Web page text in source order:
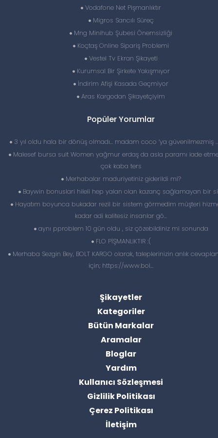
Vodafone Net Pişmanlıktır
Migros Sancılı Süreç
Mng Minihub Şubesi Önemsizliği
Koçtaş Online Sipariş Problemi
Vestel Tv Ekran Şikayeti
Kurumsal Bir Şirkete Yakışmıyor
İndirim Afişi Kasada Geçmiyor
Aras Kargodan Şikayetçiyim
Popüler Yorumlar
3 yıl oldu hala bir dönüş olmadı… madam coco ‘ya güvenilmezmiş
Malesef bursa suit Women yağmur erdaş da asla paramı iade
çok kaba ters
Merhabalar maduriyetiniz giderildi mi?
Baywin bonuslari hileli hep yalan olan kazanç sağlamayan bir
Hayatım boyunca bukadar rezil bir sistem görmedim müşteri
kadar adi kalitesiz insanlar gö...
aynı pproblem 10 gün oldu , siz çözebildiniz mi sonunda
FLO PİŞMANLIKTIR :(
Merhaba Sezgin Bey, BOLT KARGO olarak, taleplerinizin anlık
için; https://www.bol...
Şikayetler
Kategoriler
Bütün Markalar
Aramalar
Bloglar
Yardım
Kullanıcı Sözleşmesi
Gizlilik Politikası
Çerez Politikası
İletişim